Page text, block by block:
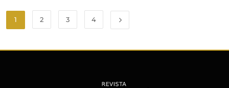
1 2 3 4